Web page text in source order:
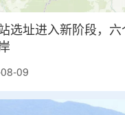
选址进入新阶段，六
09